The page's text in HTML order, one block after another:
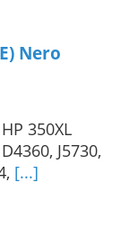
Nero
350XL
J5730,
[...]